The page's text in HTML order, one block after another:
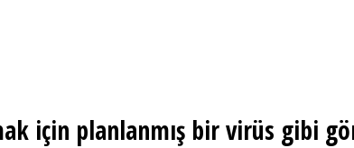
için planlanmış bir virüs gibi